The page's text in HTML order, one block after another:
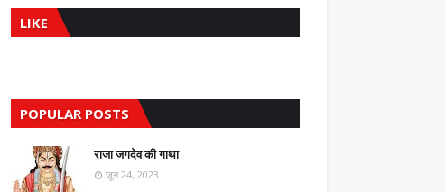
LIKE
POPULAR POSTS
राजा जगदेव की गाथा
जून 24, 2023